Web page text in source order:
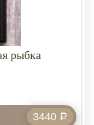
рыбка
3440 Р